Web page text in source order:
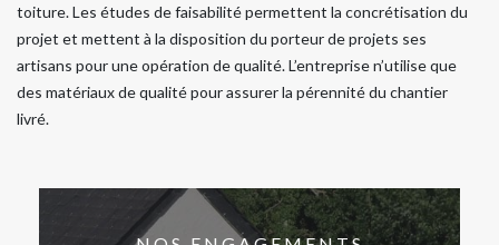
toiture. Les études de faisabilité permettent la concrétisation du
projet et mettent à la disposition du porteur de projets ses
artisans pour une opération de qualité. L’entreprise n’utilise que
des matériaux de qualité pour assurer la pérennité du chantier
livré.